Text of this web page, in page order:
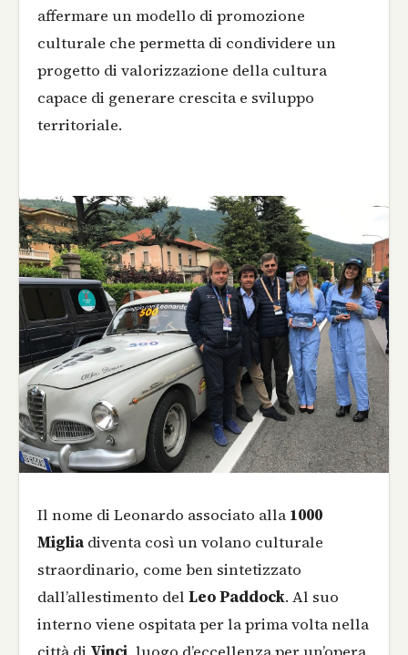
affermare un modello di promozione
culturale che permetta di condividere un
progetto di valorizzazione della cultura
capace di generare crescita e sviluppo
territoriale.
Il nome di Leonardo associato alla 1000
Miglia diventa così un volano culturale
straordinario, come ben sintetizzato
dall’allestimento del Leo Paddock. Al suo
interno viene ospitata per la prima volta nella